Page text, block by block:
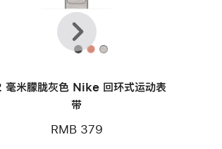
毫米朦胧灰色 Nike 回环式运动表
带
RMB 379
上
一
个
下
一
个